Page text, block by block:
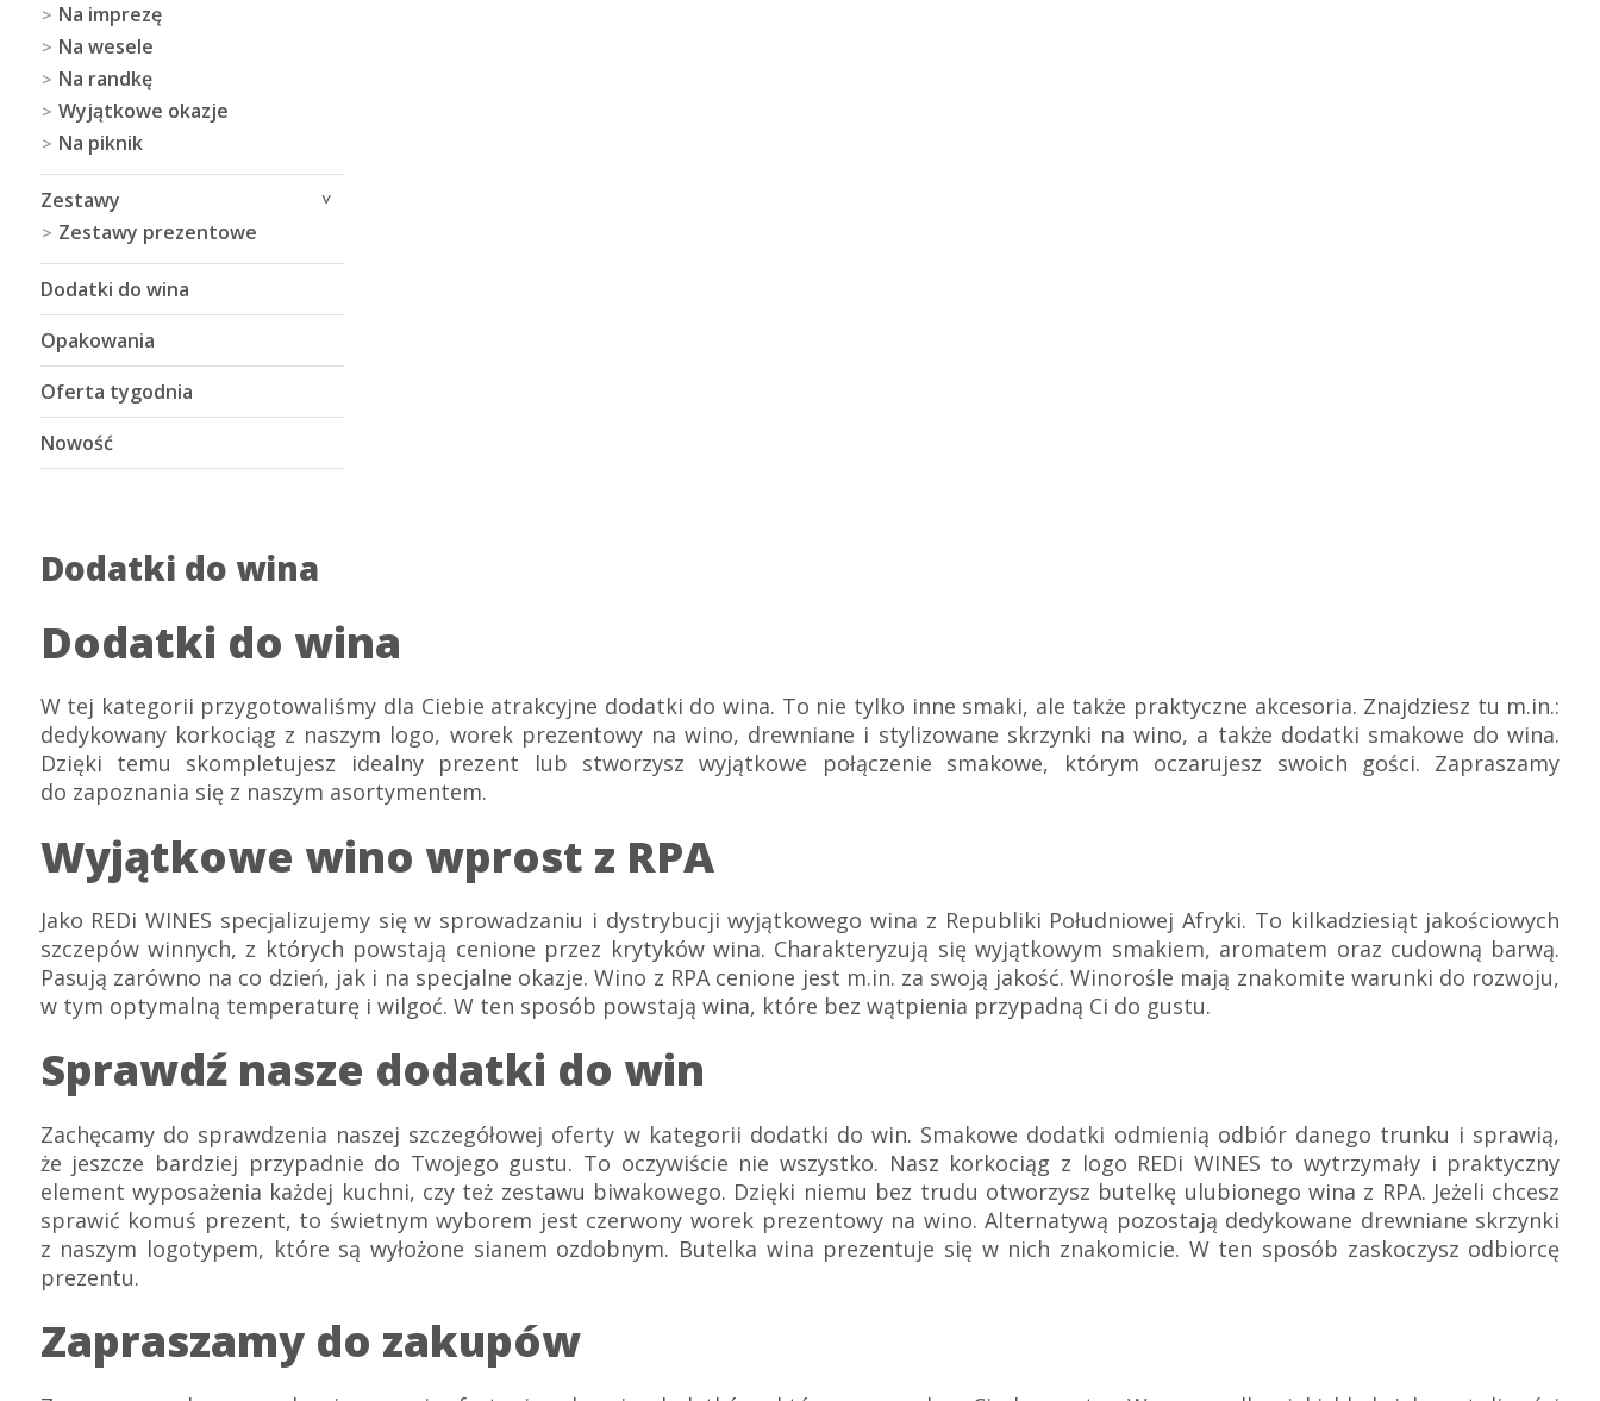
Na imprezę
Na wesele
Na randkę
Wyjątkowe okazje
Na piknik
Zestawy
Zestawy prezentowe
Dodatki do wina
Opakowania
Oferta tygodnia
Nowość
Dodatki do wina
Dodatki do wina
W tej kategorii przygotowaliśmy dla Ciebie atrakcyjne dodatki do wina. To nie tylko inne smaki, ale także praktyczne akcesoria. Znajdziesz tu m.in.:
dedykowany korkociąg z naszym logo, worek prezentowy na wino, drewniane i stylizowane skrzynki na wino, a także dodatki smakowe do wina.
Dzięki temu skompletujesz idealny prezent lub stworzysz wyjątkowe połączenie smakowe, którym oczarujesz swoich gości. Zapraszamy
do zapoznania się z naszym asortymentem.
Wyjątkowe wino wprost z RPA
Jako REDi WINES specjalizujemy się w sprowadzaniu i dystrybucji wyjątkowego wina z Republiki Południowej Afryki. To kilkadziesiąt jakościowych
szczepów winnych, z których powstają cenione przez krytyków wina. Charakteryzują się wyjątkowym smakiem, aromatem oraz cudowną barwą.
Pasują zarówno na co dzień, jak i na specjalne okazje. Wino z RPA cenione jest m.in. za swoją jakość. Winorośle mają znakomite warunki do rozwoju,
w tym optymalną temperaturę i wilgoć. W ten sposób powstają wina, które bez wątpienia przypadną Ci do gustu.
Sprawdź nasze dodatki do win
Zachęcamy do sprawdzenia naszej szczegółowej oferty w kategorii dodatki do win. Smakowe dodatki odmienią odbiór danego trunku i sprawią,
że jeszcze bardziej przypadnie do Twojego gustu. To oczywiście nie wszystko. Nasz korkociąg z logo REDi WINES to wytrzymały i praktyczny
element wyposażenia każdej kuchni, czy też zestawu biwakowego. Dzięki niemu bez trudu otworzysz butelkę ulubionego wina z RPA. Jeżeli chcesz
sprawić komuś prezent, to świetnym wyborem jest czerwony worek prezentowy na wino. Alternatywą pozostają dedykowane drewniane skrzynki
z naszym logotypem, które są wyłożone sianem ozdobnym. Butelka wina prezentuje się w nich znakomicie. W ten sposób zaskoczysz odbiorcę
prezentu.
Zapraszamy do zakupów